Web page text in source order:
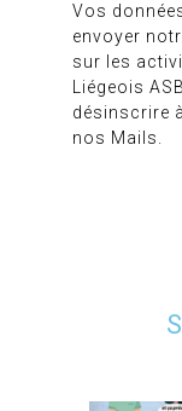
Vos
envoyer
sur les
Liégeois
désinscrire
nos Mails.